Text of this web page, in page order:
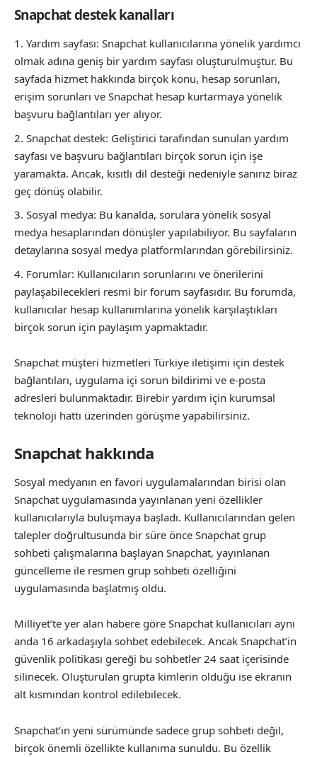
Snapchat destek kanalları
Yardım sayfası: Snapchat kullanıcılarına yönelik yardımcı
olmak adına geniş bir yardım sayfası oluşturulmuştur. Bu
sayfada hizmet hakkında birçok konu, hesap sorunları,
erişim sorunları ve Snapchat hesap kurtarmaya yönelik
başvuru bağlantıları yer alıyor.
Snapchat destek: Geliştirici tarafından sunulan yardım
sayfası ve başvuru bağlantıları birçok sorun için işe
yaramakta. Ancak, kısıtlı dil desteği nedeniyle sanırız biraz
geç dönüş olabilir.
Sosyal medya: Bu kanalda, sorulara yönelik sosyal
medya hesaplarından dönüşler yapılabiliyor. Bu sayfaların
detaylarına sosyal medya platformlarından görebilirsiniz.
Forumlar: Kullanıcıların sorunlarını ve önerilerini
paylaşabilecekleri resmi bir forum sayfasıdır. Bu forumda,
kullanıcılar hesap kullanımlarına yönelik karşılaştıkları
birçok sorun için paylaşım yapmaktadır.
Snapchat müşteri hizmetleri Türkiye iletişimi için destek
bağlantıları, uygulama içi sorun bildirimi ve e-posta
adresleri bulunmaktadır. Birebir yardım için kurumsal
teknoloji hattı üzerinden görüşme yapabilirsiniz.
Snapchat hakkında
Sosyal medyanın en favori uygulamalarından birisi olan
Snapchat uygulamasında yayınlanan yeni özellikler
kullanıcılarıyla buluşmaya başladı. Kullanıcılarından gelen
talepler doğrultusunda bir süre önce Snapchat grup
sohbeti çalışmalarına başlayan Snapchat, yayınlanan
güncelleme ile resmen grup sohbeti özelliğini
uygulamasında başlatmış oldu.
Milliyet’te yer alan habere göre Snapchat kullanıcıları aynı
anda 16 arkadaşıyla sohbet edebilecek. Ancak Snapchat’in
güvenlik politikası gereği bu sohbetler 24 saat içerisinde
silinecek. Oluşturulan grupta kimlerin olduğu ise ekranın
alt kısmından kontrol edilebilecek.
Snapchat’in yeni sürümünde sadece grup sohbeti değil,
birçok önemli özellikte kullanıma sunuldu. Bu özellik